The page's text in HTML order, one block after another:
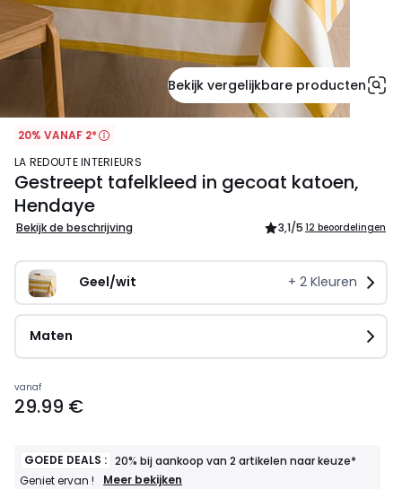
Bekijk vergelijkbare producten
20% VANAF 2*
LA REDOUTE INTERIEURS
Gestreept tafelkleed in gecoat katoen,
Hendaye
Bekijk de beschrijving 3,1/5 12 beoordelingen
Geel/wit + 2 Kleuren
Maten
Prijs
vanaf
vanaf
29.99 €
GOEDE DEALS : 20% bij aankoop van 2 artikelen naar keuze*
Geniet ervan !
GOEDE
Meer bekijken